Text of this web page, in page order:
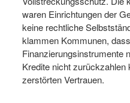
waren Einrichtungen der
keine rechtliche
klammen Kommunen,
Finanzierungsinstrumente
Kredite nicht
zerstörten Vertrauen.